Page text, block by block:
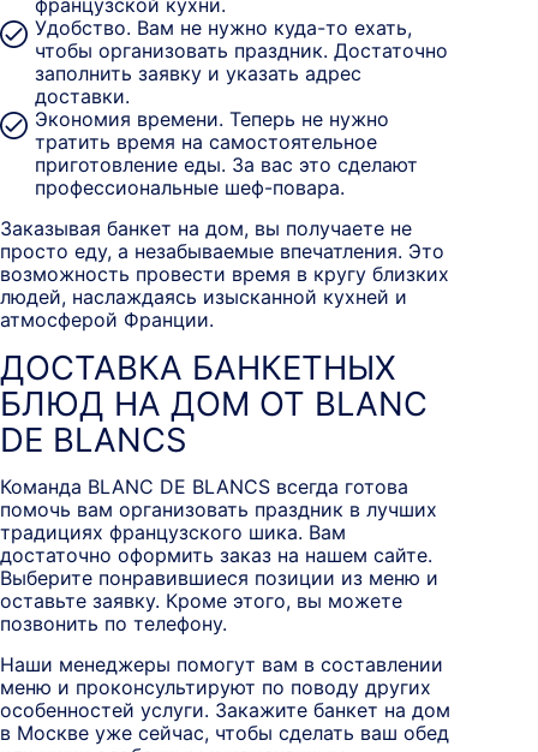
французской кухни.
Удобство. Вам не нужно куда-то ехать,
чтобы организовать праздник. Достаточно
заполнить заявку и указать адрес
доставки.
Экономия времени. Теперь не нужно
тратить время на самостоятельное
приготовление еды. За вас это сделают
профессиональные шеф-повара.
Заказывая банкет на дом, вы получаете не
просто еду, а незабываемые впечатления. Это
возможность провести время в кругу близких
людей, наслаждаясь изысканной кухней и
атмосферой Франции.
ДОСТАВКА БАНКЕТНЫХ
БЛЮД НА ДОМ ОТ BLANC
DE BLANCS
Команда BLANC DE BLANCS всегда готова
помочь вам организовать праздник в лучших
традициях французского шика. Вам
достаточно оформить заказ на нашем сайте.
Выберите понравившиеся позиции из меню и
оставьте заявку. Кроме этого, вы можете
позвонить по телефону.
Наши менеджеры помогут вам в составлении
меню и проконсультируют по поводу других
особенностей услуги. Закажите банкет на дом
в Москве уже сейчас, чтобы сделать ваш обед